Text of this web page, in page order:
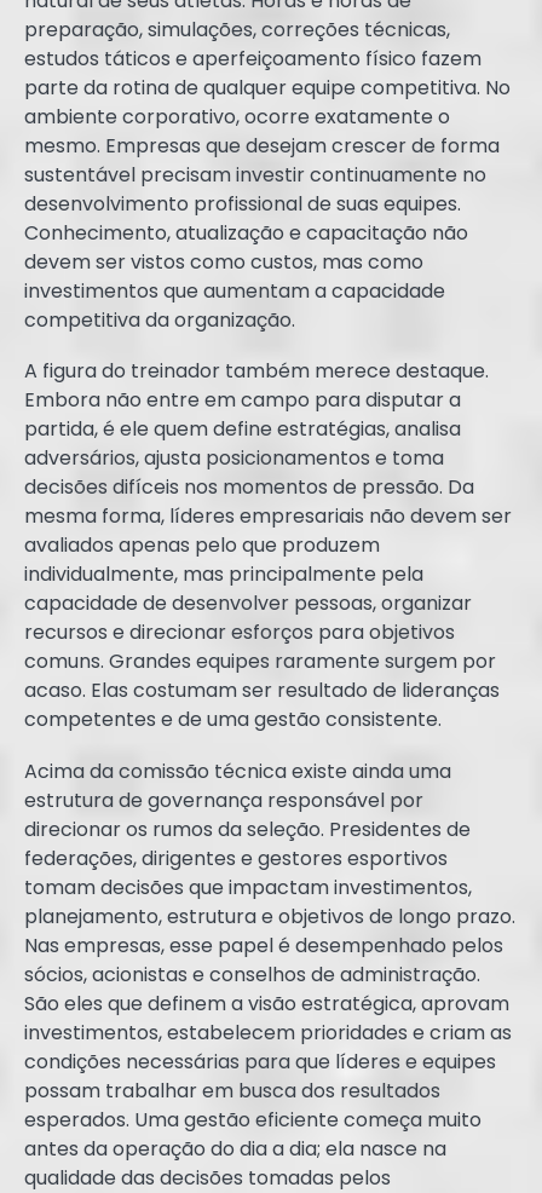
preparação, simulações, correções técnicas,
estudos táticos e aperfeiçoamento físico fazem
parte da rotina de qualquer equipe competitiva. No
ambiente corporativo, ocorre exatamente o
mesmo. Empresas que desejam crescer de forma
sustentável precisam investir continuamente no
desenvolvimento profissional de suas equipes.
Conhecimento, atualização e capacitação não
devem ser vistos como custos, mas como
investimentos que aumentam a capacidade
competitiva da organização.
A figura do treinador também merece destaque.
Embora não entre em campo para disputar a
partida, é ele quem define estratégias, analisa
adversários, ajusta posicionamentos e toma
decisões difíceis nos momentos de pressão. Da
mesma forma, líderes empresariais não devem ser
avaliados apenas pelo que produzem
individualmente, mas principalmente pela
capacidade de desenvolver pessoas, organizar
recursos e direcionar esforços para objetivos
comuns. Grandes equipes raramente surgem por
acaso. Elas costumam ser resultado de lideranças
competentes e de uma gestão consistente.
Acima da comissão técnica existe ainda uma
estrutura de governança responsável por
direcionar os rumos da seleção. Presidentes de
federações, dirigentes e gestores esportivos
tomam decisões que impactam investimentos,
planejamento, estrutura e objetivos de longo prazo.
Nas empresas, esse papel é desempenhado pelos
sócios, acionistas e conselhos de administração.
São eles que definem a visão estratégica, aprovam
investimentos, estabelecem prioridades e criam as
condições necessárias para que líderes e equipes
possam trabalhar em busca dos resultados
esperados. Uma gestão eficiente começa muito
antes da operação do dia a dia; ela nasce na
qualidade das decisões tomadas pelos